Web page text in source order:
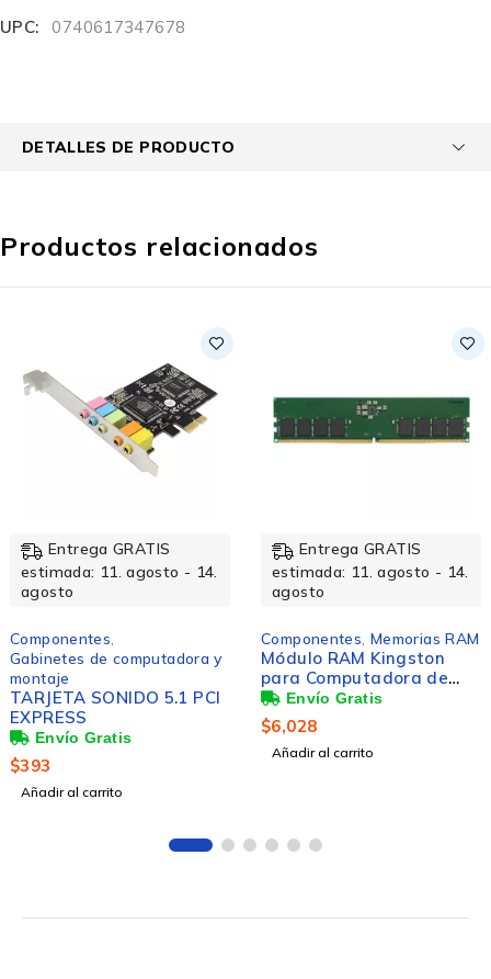
UPC:
0740617347678
DETALLES DE PRODUCTO
Productos relacionados
Entrega GRATIS
estimada: 11. agosto - 14.
agosto
Componentes
Gabinetes de computadora y
montaje
TARJETA SONIDO 5.1 PCI
EXPRESS
$393
Añadir al carrito
Entrega GRATIS
estimada: 11. agosto - 14.
agosto
Componentes Memorias RAM
Módulo RAM Kingston
para Computadora de
escritorio - 16GB - DDR5-
5600/PC5-44800 DDR5
SDRAM - 5600MHz
Single-rank Memoria -
Garantía
$6,028
Añadir al carrito